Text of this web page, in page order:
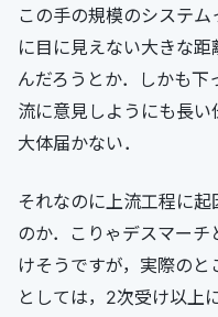
この手の規模のシステ
に目に見えない大きな
んだろうとか．しかも下
流に意見しようにも長い
大体届かない．
それなのに上流工程に
のか．こりゃデスマー
けそうですが，実際の
としては，2次受け以上